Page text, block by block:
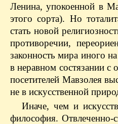
Ленина, упокоенной в
этого сорта). Но
стать новой
противоречии,
законность мира иного
в неравном состязании
посетителей Мавзолея
не в искусственной
Иначе, чем и
философия. Отвлеченно-